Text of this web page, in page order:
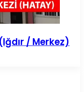
/ Merkez)